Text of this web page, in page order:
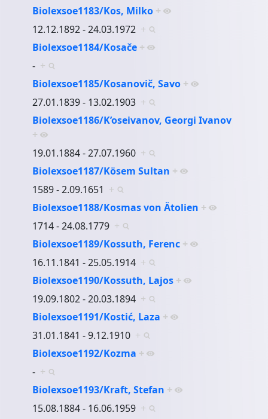
Biolexsoe1183/Kos, Milko +
12.12.1892 - 24.03.1972 +
Biolexsoe1184/Kosače +
- +
Biolexsoe1185/Kosanovič, Savo +
27.01.1839 - 13.02.1903 +
Biolexsoe1186/K’oseivanov, Georgi Ivanov
+
19.01.1884 - 27.07.1960 +
Biolexsoe1187/Kösem Sultan +
1589 - 2.09.1651 +
Biolexsoe1188/Kosmas von Ätolien +
1714 - 24.08.1779 +
Biolexsoe1189/Kossuth, Ferenc +
16.11.1841 - 25.05.1914 +
Biolexsoe1190/Kossuth, Lajos +
19.09.1802 - 20.03.1894 +
Biolexsoe1191/Kostić, Laza +
31.01.1841 - 9.12.1910 +
Biolexsoe1192/Kozma +
- +
Biolexsoe1193/Kraft, Stefan +
15.08.1884 - 16.06.1959 +